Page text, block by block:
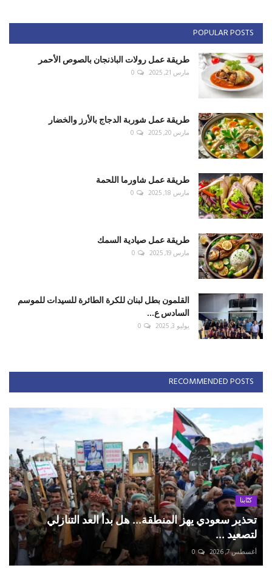
POPULAR POSTS
طريقة عمل رولات الباذنجان بالصوص الأحمر
مارس 21, 2025 0
طريقة عمل شوربة الدجاج بالأرز والخضار
مارس 20, 2025 0
طريقة عمل شاورما اللحمة
مارس 18, 2025 0
طريقة عمل صيادية السمك
مارس 19, 2025 0
القلمون بطل لبنان للكرة الطائرة للسيدات للموسم
السادس ع...
يوليو 3, 2025 0
RECOMMENDED POSTS
كتّابنا
تحذير سعودي يهز المنطقة... هل بدأ العد التنازلي
لتصعيد ...
أغسطس 7, 2026 0